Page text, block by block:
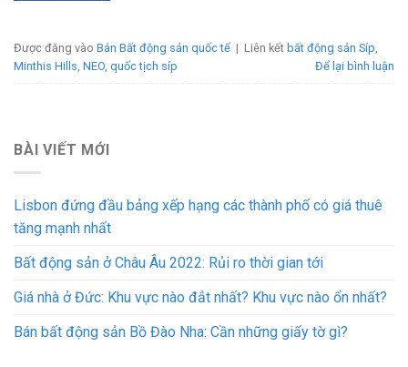
Được đăng vào Bán Bất động sản quốc tế | Liên kết bất động sản Síp,
Minthis Hills, NEO, quốc tịch síp Để lại bình luận
BÀI VIẾT MỚI
Lisbon đứng đầu bảng xếp hạng các thành phố có giá thuê
tăng mạnh nhất
Bất động sản ở Châu Âu 2022: Rủi ro thời gian tới
Giá nhà ở Đức: Khu vực nào đắt nhất? Khu vực nào ổn nhất?
Bán bất động sản Bồ Đào Nha: Cần những giấy tờ gì?